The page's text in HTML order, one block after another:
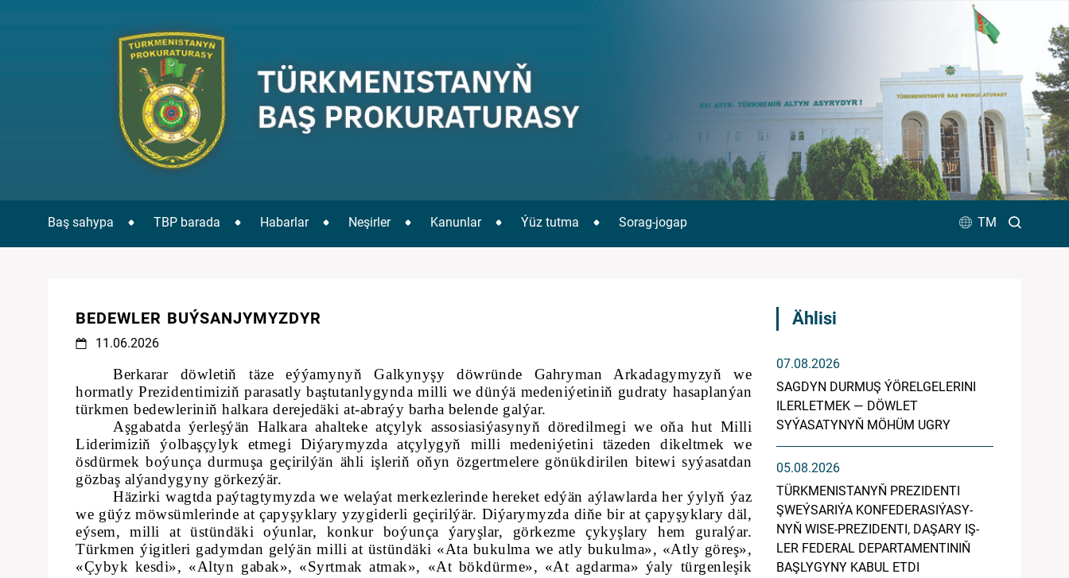
Baş sahypa TBP barada Habarlar Neşirler Kanunlar Ýüz tutma Sorag-jogap TM
BEDEWLER BUÝSANJYMYZDYR
11.06.2026
Berkarar döwletiň täze eýýamynyň Galkynyşy döwründe Gahryman Arkadagymyzyň we
hormatly Prezidentimiziň parasatly baştutanlygynda milli we dünýä medeniýetiniň gudraty hasaplanýan
türkmen bedewleriniň halkara derejedäki at-abraýy barha belende galýar.
Aşgabatda ýerleşýän Halkara ahalteke atçylyk assosiasiýasynyň döredilmegi we oňa hut Milli
Liderimiziň ýolbaşçylyk etmegi Diýarymyzda atçylygyň milli medeniýetini täzeden dikeltmek we
ösdürmek boýunça durmuşa geçirilýän ähli işleriň oňyn özgertmelere gönükdirilen bitewi syýasatdan
gözbaş alýandygyny görkezýär.
Häzirki wagtda paýtagtymyzda we welaýat merkezlerinde hereket edýän aýlawlarda her ýylyň ýaz
we güýz möwsümlerinde at çapyşyklary yzygiderli geçirilýär. Diýarymyzda diňe bir at çapyşyklary däl,
eýsem, milli at üstündäki oýunlar, konkur boýunça ýaryşlar, görkezme çykyşlary hem guralýar.
Türkmen ýigitleri gadymdan gelýän milli at üstündäki «Ata bukulma we atly bukulma», «Atly göreş»,
«Çybyk kesdi», «Altyn gabak», «Syrtmak atmak», «At bökdürme», «At agdarma» ýaly türgenleşik
Ählisi
07.08.2026
SAGDYN DURMUŞ ÝÖRELGELERINI
ILERLETMEK — DÖWLET
SYÝASATYNYŇ MÖHÜM UGRY
05.08.2026
TÜRK­ME­NIS­TA­NYŇ PREZIDENTI
ŞWEÝ­SA­RI­ÝA KON­FE­DE­RA­SI­ÝA­SY­
NYŇ WI­SE-PREZIDENTI, DA­ŞA­RY IŞ­
LER FE­DE­RAL DE­PAR­TA­MEN­TI­NIŇ
BAŞ­LY­GY­NY KA­BUL ET­DI